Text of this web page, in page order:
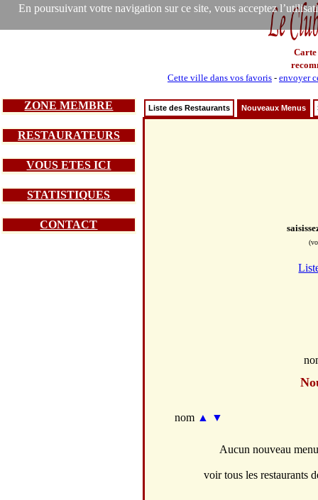
En poursuivant votre navigation sur ce site, vous acceptez
Carte
Cette ville dans vos favoris - envoyer
ZONE MEMBRE
RESTAURATEURS
VOUS ETES ICI
STATISTIQUES
CONTACT
Liste des Restaurants Nouveaux Menus
nom ▲ ▼
Aucun nouveau
voir tous les restaurants